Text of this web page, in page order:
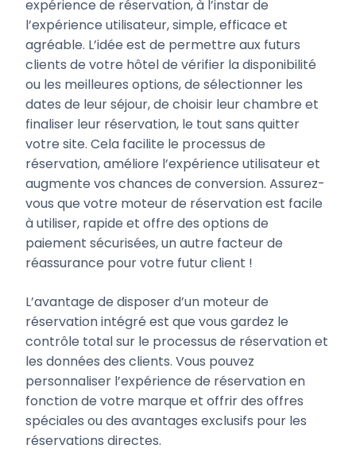
expérience de réservation, à l’instar de
l’expérience utilisateur, simple, efficace et
agréable. L’idée est de permettre aux futurs
clients de votre hôtel de vérifier la disponibilité
ou les meilleures options, de sélectionner les
dates de leur séjour, de choisir leur chambre et
finaliser leur réservation, le tout sans quitter
votre site. Cela facilite le processus de
réservation, améliore l’expérience utilisateur et
augmente vos chances de conversion. Assurez-
vous que votre moteur de réservation est facile
à utiliser, rapide et offre des options de
paiement sécurisées, un autre facteur de
réassurance pour votre futur client !
L’avantage de disposer d’un moteur de
réservation intégré est que vous gardez le
contrôle total sur le processus de réservation et
les données des clients. Vous pouvez
personnaliser l’expérience de réservation en
fonction de votre marque et offrir des offres
spéciales ou des avantages exclusifs pour les
réservations directes.